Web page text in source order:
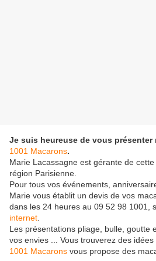
Je suis heureuse de vous présenter
1001 Macarons.
Marie Lacassagne est gérante de
région Parisienne.
Pour tous vos événements,
Marie vous établit un devis de vos
dans les 24 heures au 09 52 98 1001,
internet
Les présentations pliage, bulle, goutte
vos envies ... Vous trouverez des idées
1001 Macarons vous propose des